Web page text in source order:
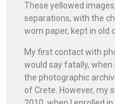
These yellowed
separations, with the
worn paper, kept in old
My first contact with
would say fatally, when
the photographic
of Crete. However, my